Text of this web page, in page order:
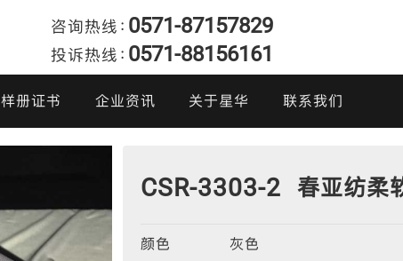
咨询热线： 0571-87157829
投诉热线： 0571-88156161
样册证书
产品证书
企业资讯
行业新闻
关于星华 联系我们
CSR-3303-2 春亚纺柔
颜色 灰色